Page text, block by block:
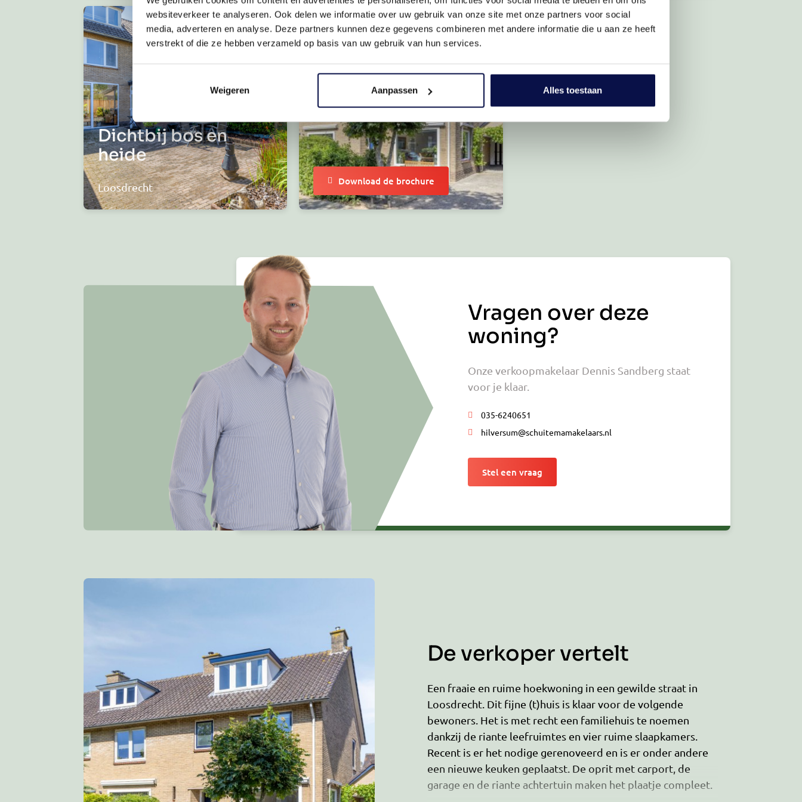
websiteverkeer te analyseren. Ook delen we informatie over uw gebruik van onze site met onze partners voor social
media, adverteren en analyse. Deze partners kunnen deze gegevens combineren met andere informatie die u aan ze heeft
verstrekt of die ze hebben verzameld op basis van uw gebruik van hun services.
Weigeren Aanpassen Alles toestaan
Dichtbij bos en
heide
Loosdrecht
Download de brochure
Vragen over deze
woning?
Onze verkoopmakelaar Dennis Sandberg staat
voor je klaar.
035-6240651
hilversum@schuitemamakelaars.nl
Stel een vraag
De verkoper vertelt
Een fraaie en ruime hoekwoning in een gewilde straat in
Loosdrecht. Dit fijne (t)huis is klaar voor de volgende
bewoners. Het is met recht een familiehuis te noemen
dankzij de riante leefruimtes en vier ruime slaapkamers.
Recent is er het nodige gerenoveerd en is er onder andere
een nieuwe keuken geplaatst. De oprit met carport, de
garage en de riante achtertuin maken het plaatje compleet.